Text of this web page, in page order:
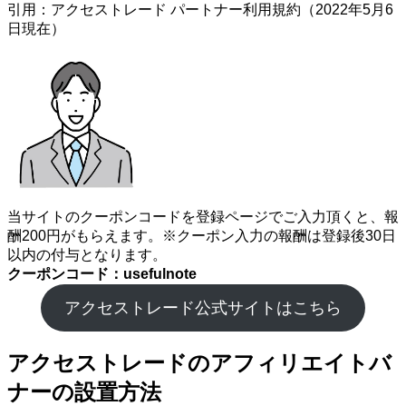
引用：アクセストレード パートナー利用規約（2022年5月6
日現在）
当サイトのクーポンコードを登録ページでご入力頂くと、報
酬200円がもらえます。※クーポン入力の報酬は登録後30日
以内の付与となります。
クーポンコード：usefulnote
アクセストレード公式サイトはこちら
アクセストレードのアフィリエイトバ
ナーの設置方法